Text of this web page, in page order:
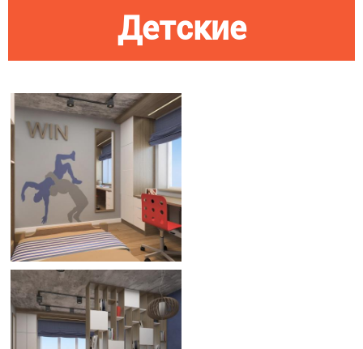
Детские